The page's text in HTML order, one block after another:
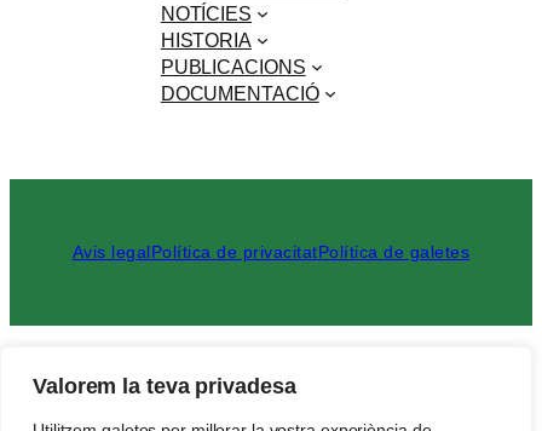
Valorem la teva privadesa
NOTÍCIES
HISTORIA
PUBLICACIONS
DOCUMENTACIÓ
Avis legalPolítica de privacitatPolítica de galetes
Cerca